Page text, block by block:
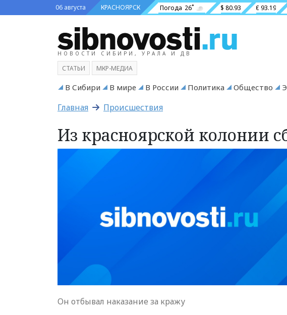
06 августа КРАСНОЯРСК Погода 26˚ $ 80.93 € 93.19
НОВОСТИ СИБИРИ, УРАЛА И ДВ
СТАТЬИ МКР-МЕДИА
В Сибири В мире В России Политика Общество
Главная Происшествия
Из красноярской колонии
Он отбывал наказание за кражу